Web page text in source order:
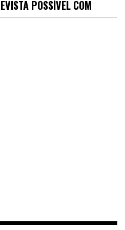
POSSÍVEL COM